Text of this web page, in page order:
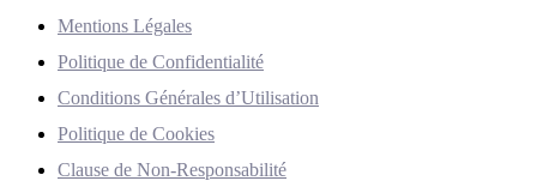
Mentions Légales
Politique de Confidentialité
Conditions Générales d’Utilisation
Politique de Cookies
Clause de Non-Responsabilité